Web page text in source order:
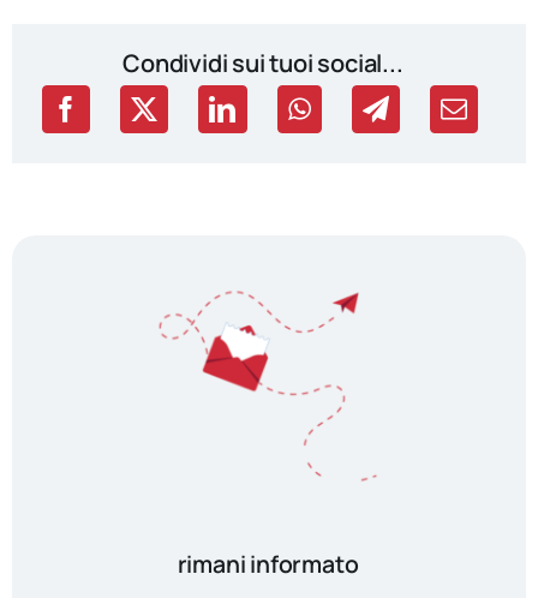
Condividi sui tuoi social...
rimani informato